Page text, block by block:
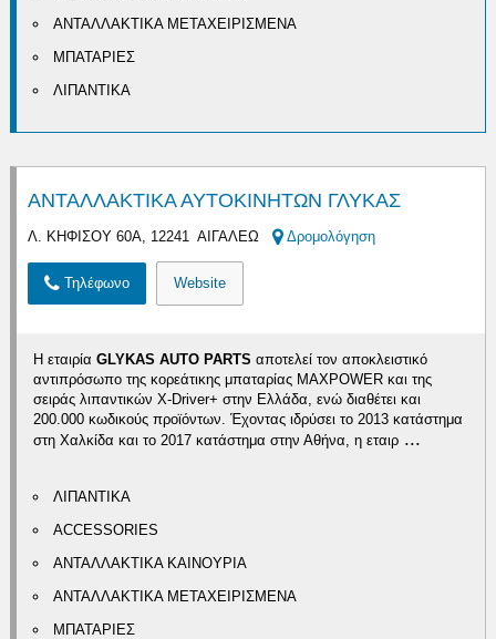
ΑΝΤΑΛΛΑΚΤΙΚΑ ΜΕΤΑΧΕΙΡΙΣΜΕΝΑ
ΜΠΑΤΑΡΙΕΣ
ΛΙΠΑΝΤΙΚΑ
ΑΝΤΑΛΛΑΚΤΙΚΑ ΑΥΤΟΚΙΝΗΤΩΝ ΓΛΥΚΑΣ
Λ. ΚΗΦΙΣΟΥ 60Α, 12241 ΑΙΓΑΛΕΩ Δρομολόγηση
Τηλέφωνο Website
Η εταιρίαGLYKAS AUTO PARTSαποτελεί τον αποκλειστικό
αντιπρόσωπο της κορεάτικης μπαταρίας MAXPOWER και της
σειράς λιπαντικών X-Driver+ στην Ελλάδα, ενώ διαθέτει και
200.000 κωδικούς προϊόντων. Έχοντας ιδρύσει το 2013 κατάστημα
στη Χαλκίδα και το 2017 κατάστημα στην Αθήνα, η εταιρ ...
ΛΙΠΑΝΤΙΚΑ
ACCESSORIES
ΑΝΤΑΛΛΑΚΤΙΚΑ ΚΑΙΝΟΥΡΙΑ
ΑΝΤΑΛΛΑΚΤΙΚΑ ΜΕΤΑΧΕΙΡΙΣΜΕΝΑ
ΜΠΑΤΑΡΙΕΣ